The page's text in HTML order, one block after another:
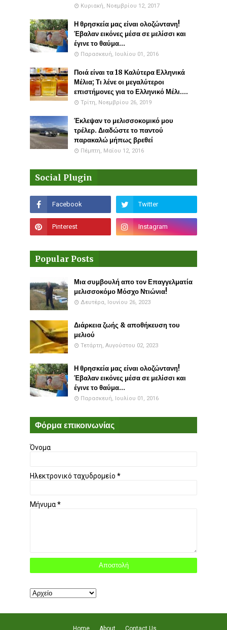
Κυριακή, Νοεμβρίου 12, 2017
Η θρησκεία μας είναι ολοζώντανη!
Έβαλαν εικόνες μέσα σε μελίσσι και
έγινε το θαύμα...
Παρασκευή, Ιουλίου 01, 2016
Ποιά είναι τα 18 Καλύτερα Ελληνικά
Μέλια; Τι λένε οι μεγαλύτεροι
επιστήμονες για το Ελληνικό Μέλι....
Τρίτη, Νοεμβρίου 26, 2019
Έκλεψαν το μελισσοκομικό μου
τρέλερ. Διαδώστε το παντού
παρακαλώ μήπως βρεθεί
Πέμπτη, Μαΐου 12, 2016
Social Plugin
Popular Posts
Μια συμβουλή απο τον Επαγγελματία
μελισσοκόμο Μόσχο Ντιώνια!
Δευτέρα, Ιουνίου 26, 2023
Διάρκεια ζωής & αποθήκευση του
μελιού
Τετάρτη, Αυγούστου 02, 2023
Η θρησκεία μας είναι ολοζώντανη!
Έβαλαν εικόνες μέσα σε μελίσσι και
έγινε το θαύμα...
Παρασκευή, Ιουλίου 01, 2016
Φόρμα επικοινωνίας
Όνομα
Ηλεκτρονικό ταχυδρομείο *
Μήνυμα*
Home About Contact Us